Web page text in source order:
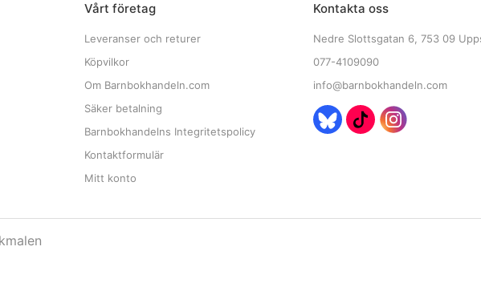
Vårt företag
Leveranser och returer
Köpvilkor
Om Barnbokhandeln.com
Säker betalning
Barnbokhandelns Integritetspolicy
Kontaktformulär
Mitt konto
Kontakta oss
Nedre Slottsgatan 6, 753 09
077-4109090
info@barnbokhandeln.com